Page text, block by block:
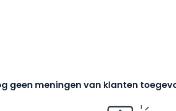
geen meningen van klanten